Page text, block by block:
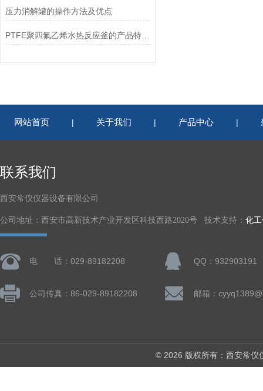
压力消解罐的操作方法及优点
PTFE聚四氟乙烯水热反应釜的产品特点和操作规则介绍
网站首页 | 关于我们 | 产品中心 |
联系我们
西安常仪仪器设备有限公司
公司地址：西安市高新技术产业开发区科技西路2020号 技术支持： 化
电 话：029-89182208 QQ：932903191
公司传真：86-029-89182208 邮箱：
© 2026 版权所有：西安常